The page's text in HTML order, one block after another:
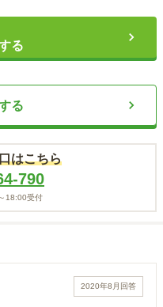
る
る
はこちら
790
18:00受付
2020年8月 回答